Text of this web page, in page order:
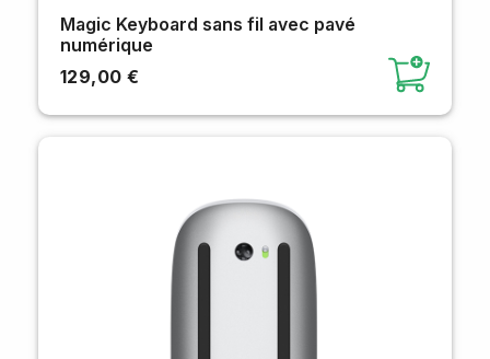
Magic Keyboard sans fil avec pavé
numérique
129,00 €